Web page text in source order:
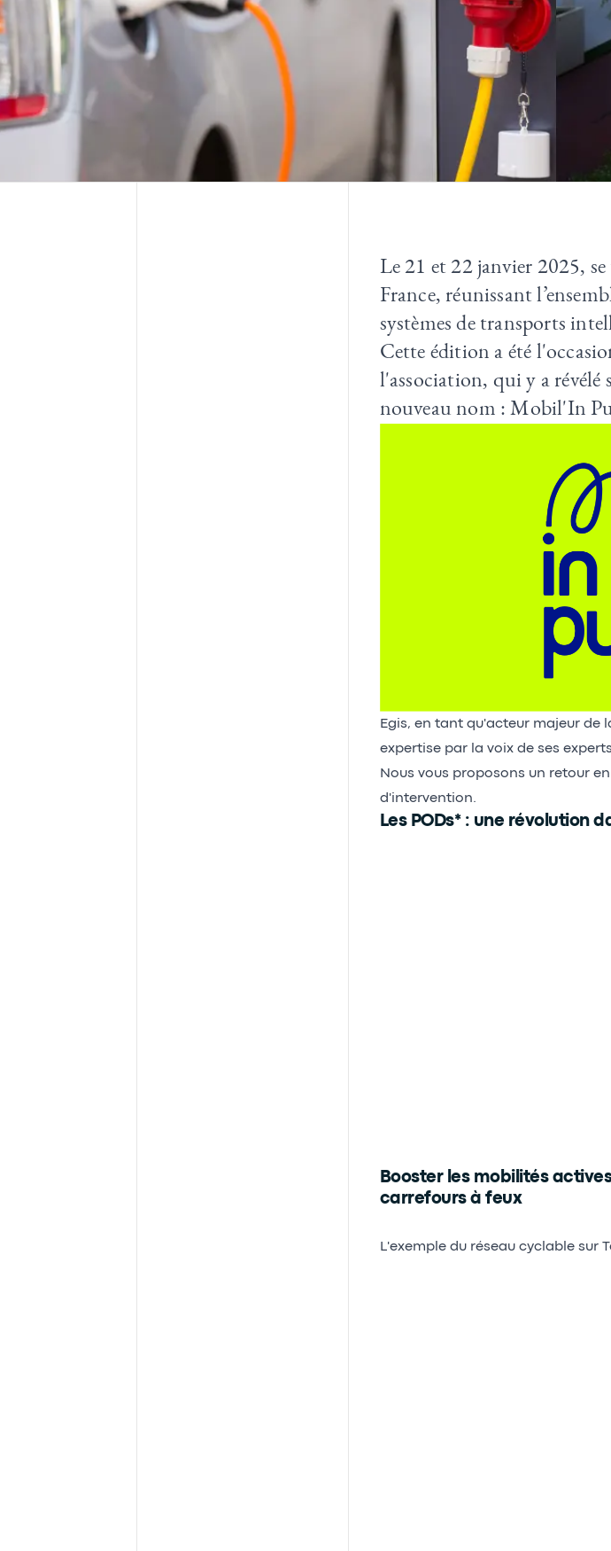
Le 21 et 22 janvier 2025,
France, réunissant
systèmes de transports
Cette édition a été
l'association, qui y a révélé
nouveau nom : Mobil'In
Egis, en tant qu'acteur majeur de
expertise par la voix de ses
Nous vous proposons un retour
d'intervention.
Les PODs* : une révolution
Booster les mobilités
carrefours à feux
L'exemple du réseau cyclable sur